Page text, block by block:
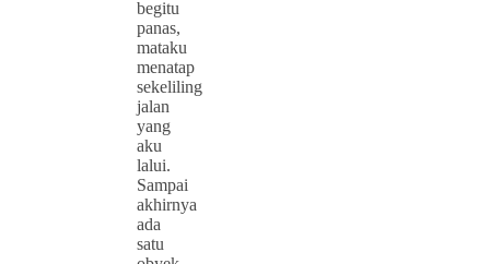
begitu
panas,
mataku
menatap
sekeliling
jalan
yang
aku
lalui.
Sampai
akhirnya
ada
satu